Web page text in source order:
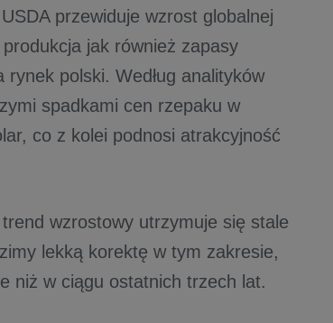
przewiduje wzrost globalnej
jak również zapasy
rynek polski. Według analityków
spadkami cen rzepaku w
co z kolei podnosi atrakcyjność
wzrostowy utrzymuje się stale
lekką korektę w tym zakresie,
niż w ciągu ostatnich trzech lat.